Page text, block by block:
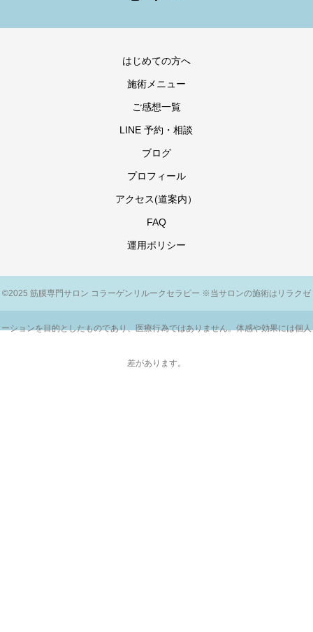
はじめての方へ
施術メニュー
ご感想一覧
LINE 予約・相談
ブログ
プロフィール
アクセス(道案内）
FAQ
運用ポリシー
©2025 筋膜専門サロン コラーゲンリルークセラピー ※当サロンの施術はリラクゼ
ーションを目的としたものであり、医療行為ではありません。体感や効果には個人
差があります。